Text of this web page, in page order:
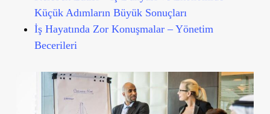
Küçük Adımların Büyük Sonuçları
İş Hayatında Zor Konuşmalar – Yönetim
Becerileri